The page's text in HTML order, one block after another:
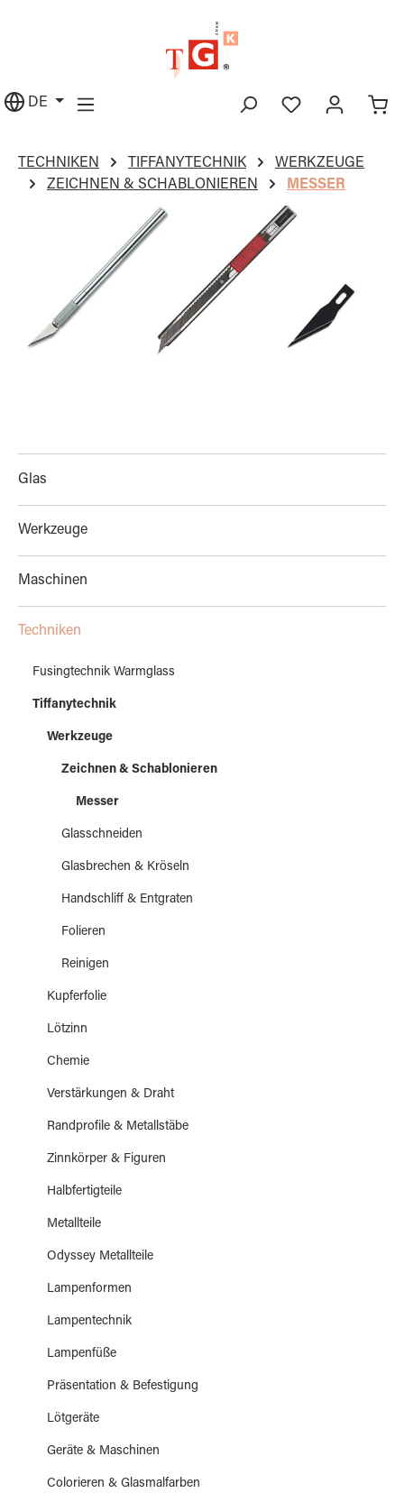
DE
TECHNIKEN TIFFANYTECHNIK
WERKZEUGE
ZEICHNEN & SCHABLONIEREN
MESSER
Glas
Werkzeuge
Maschinen
Techniken
Fusingtechnik Warmglass
Tiffanytechnik
Werkzeuge
Zeichnen & Schablonieren
Messer
Glasschneiden
Glasbrechen & Kröseln
Handschliff & Entgraten
Folieren
Reinigen
Kupferfolie
Lötzinn
Chemie
Verstärkungen & Draht
Randprofile & Metallstäbe
Zinnkörper & Figuren
Halbfertigteile
Metallteile
Odyssey Metallteile
Lampenformen
Lampentechnik
Lampenfüße
Präsentation & Befestigung
Lötgeräte
Geräte & Maschinen
Colorieren & Glasmalfarben